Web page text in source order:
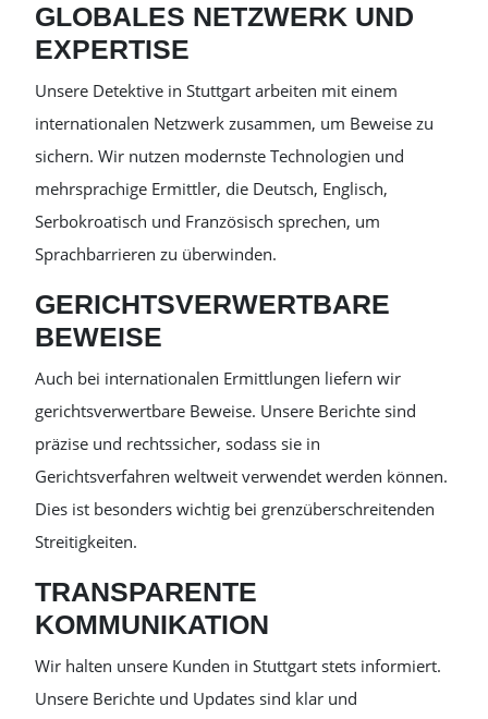
GLOBALES NETZWERK UND
EXPERTISE
Unsere Detektive in Stuttgart arbeiten mit einem
internationalen Netzwerk zusammen, um Beweise zu
sichern. Wir nutzen modernste Technologien und
mehrsprachige Ermittler, die Deutsch, Englisch,
Serbokroatisch und Französisch sprechen, um
Sprachbarrieren zu überwinden.
GERICHTSVERWERTBARE
BEWEISE
Auch bei internationalen Ermittlungen liefern wir
gerichtsverwertbare Beweise. Unsere Berichte sind
präzise und rechtssicher, sodass sie in
Gerichtsverfahren weltweit verwendet werden können.
Dies ist besonders wichtig bei grenzüberschreitenden
Streitigkeiten.
TRANSPARENTE
KOMMUNIKATION
Wir halten unsere Kunden in Stuttgart stets informiert.
Unsere Berichte und Updates sind klar und